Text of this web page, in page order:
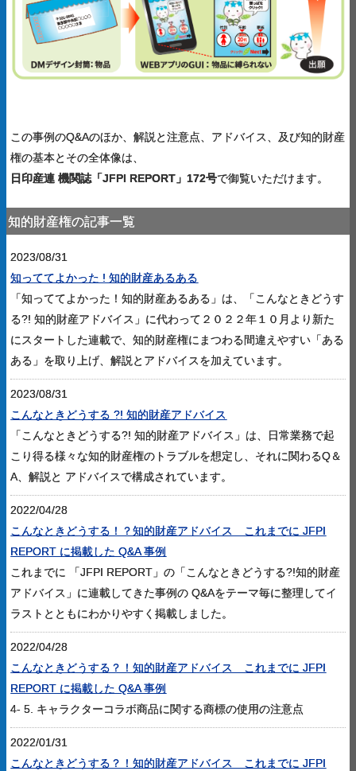
この事例のQ&Aのほか、解説と注意点、アドバイス、及び知的財産
権の基本とその全体像は、
日印産連 機関誌「JFPI REPORT」172号で御覧いただけます。
知的財産権の記事一覧
2023/08/31
知っててよかった ! 知的財産あるある
「知っててよかった！知的財産あるある」は、「こんなときどうす
る?! 知的財産アドバイス」に代わって２０２２年１０月より新た
にスタートした連載で、知的財産権にまつわる間違えやすい「ある
ある」を取り上げ、解説とアドバイスを加えています。
2023/08/31
こんなときどうする ?! 知的財産アドバイス
「こんなときどうする?! 知的財産アドバイス」は、日常業務で起
こり得る様々な知的財産権のトラブルを想定し、それに関わるQ＆
A、解説と アドバイスで構成されています。
2022/04/28
こんなときどうする！？知的財産アドバイス これまでに JFPI
REPORT に掲載した Q&A 事例
これまでに 「JFPI REPORT」の「こんなときどうする?!知的財産
アドバイス」に連載してきた事例の Q&Aをテーマ毎に整理してイ
ラストとともにわかりやすく掲載しました。
2022/04/28
こんなときどうする？！知的財産アドバイス これまでに JFPI
REPORT に掲載した Q&A 事例
4- 5. キャラクターコラボ商品に関する商標の使用の注意点
2022/01/31
こんなときどうする？！知的財産アドバイス これまでに JFPI